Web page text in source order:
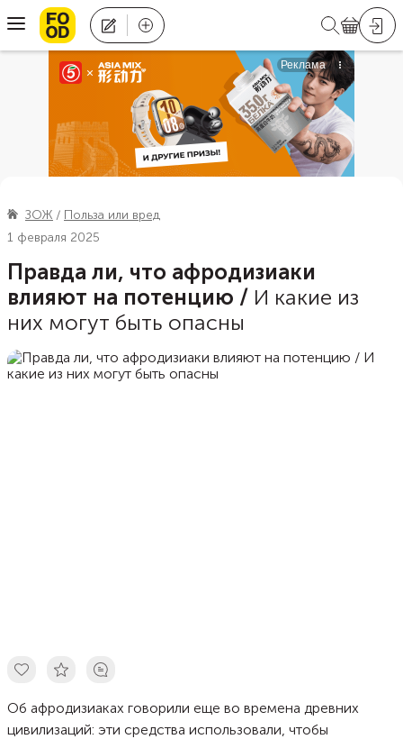
ЗОЖ
Польза или вред
1 февраля 2025
Правда ли, что афродизиаки
влияют на потенцию / И какие из
них могут быть опасны
Об афродизиаках говорили еще во времена древних
цивилизаций: эти средства использовали, чтобы